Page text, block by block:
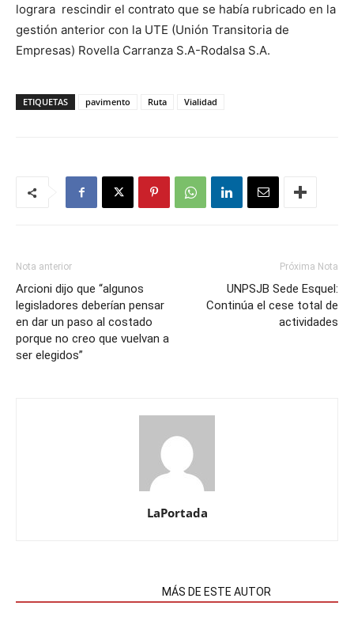
lograra rescindir el contrato que se había rubricado en la
gestión anterior con la UTE (Unión Transitoria de
Empresas) Rovella Carranza S.A-Rodalsa S.A.
ETIQUETAS pavimento Ruta Vialidad
Nota anterior
Arcioni dijo que “algunos
legisladores deberían pensar
en dar un paso al costado
porque no creo que vuelvan a
ser elegidos”
Próxima Nota
UNPSJB Sede Esquel:
Continúa el cese total de
actividades
LaPortada
MÁS DE ESTE AUTOR